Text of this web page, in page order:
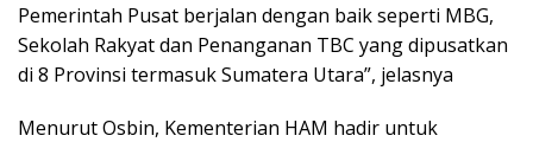
Pemerintah Pusat berjalan dengan baik seperti MBG,
Sekolah Rakyat dan Penanganan TBC yang dipusatkan
di 8 Provinsi termasuk Sumatera Utara”, jelasnya
Menurut Osbin, Kementerian HAM hadir untuk